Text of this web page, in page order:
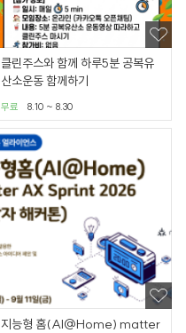
클린주스와 함께 하루5분 공복유
산소운동 함께하기
8.10 ~ 8.30
무료
지능형 홈(AI@Home) matter